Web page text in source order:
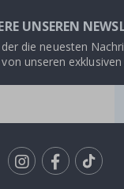
UNSEREN
die neuesten
unseren